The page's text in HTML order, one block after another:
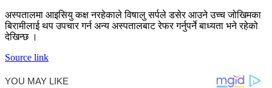
अस्पतालमा आइसियु कक्ष नरहेकाले विषालु सर्पले डसेर आउने उच्च जोखिमका
बिरामीलाई थप उपचार गर्न अन्य अस्पतालबाट रेफर गर्नुपर्ने बाध्यता भने रहेको
देखिन्छ ।
Source link